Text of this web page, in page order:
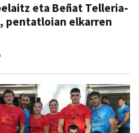
eta Beñat Telleria-
pentatloian elkarren